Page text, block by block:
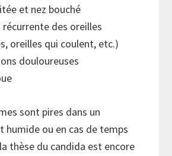
et nez bouché
des oreilles
oreilles qui coulent, etc.)
douloureuses
sont pires dans un
humide ou en cas de temps
thèse du candida est encore